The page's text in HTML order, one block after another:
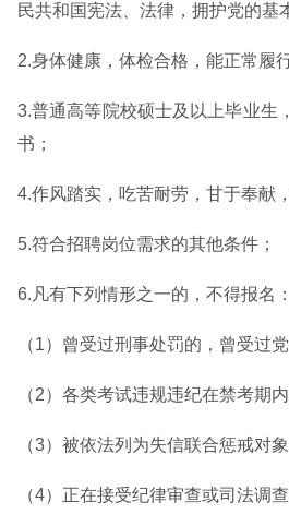
民共和国宪法、法律，拥护党的基
2.身体健康，体检合格，能正常履
3.普通高等院校硕士及以上毕业生
书；
4.作风踏实，吃苦耐劳，甘于奉献
5.符合招聘岗位需求的其他条件；
6.凡有下列情形之一的，不得报名：
（1）曾受过刑事处罚的，曾受过
（2）各类考试违规违纪在禁考期内
（3）被依法列为失信联合惩戒对象
（4）正在接受纪律审查或司法调